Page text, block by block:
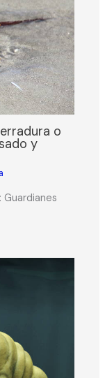
o
y
Guardianes